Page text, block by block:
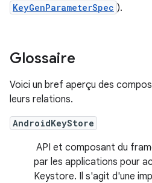
KeyGenParameterSpec ).
Glossaire
Voici un bref aperçu des
leurs relations.
AndroidKeyStore
API et composant du
par les applications pour
Keystore. Il s'agit d'une